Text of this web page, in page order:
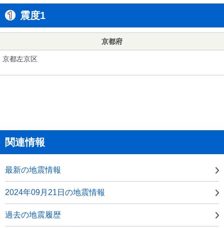
震度1
京都府
京都左京区
関連情報
最新の地震情報
2024年09月21日の地震情報
過去の地震履歴